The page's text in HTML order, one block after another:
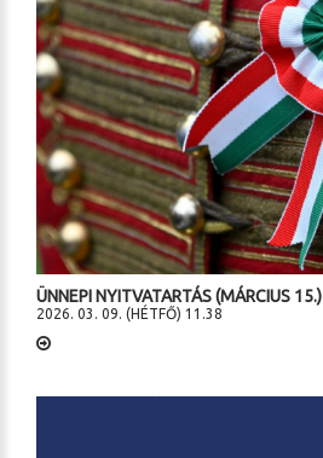
ÜNNEPI NYITVATARTÁS (MÁRCIUS 15.)
2026. 03. 09. (HÉTFŐ) 11.38